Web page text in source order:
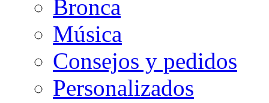
Bronca
Música
Consejos y pedidos
Personalizados